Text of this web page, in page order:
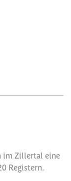
im Zillertal eine
Registern.